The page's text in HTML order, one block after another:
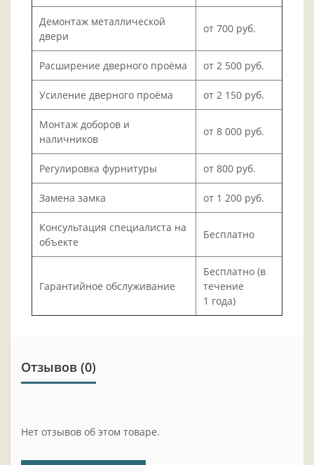
Демонтаж металлической
двери
от 700 руб.
Расширение дверного проёма от 2 500 руб.
Усиление дверного проёма от 2 150 руб.
Монтаж доборов и
наличников
от 8 000 руб.
Регулировка фурнитуры от 800 руб.
Замена замка от 1 200 руб.
Консультация специалиста на
объекте
Бесплатно
Гарантийное обслуживание
Бесплатно (в
течение
1 года)
Отзывов (0)
Нет отзывов об этом товаре.